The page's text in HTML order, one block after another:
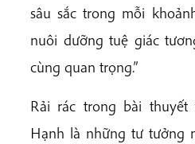
sâu sắc trong mỗi
nuôi dưỡng tuệ giác
cùng quan trọng.”
Rải rác trong bài
Hạnh là những tư tưởng